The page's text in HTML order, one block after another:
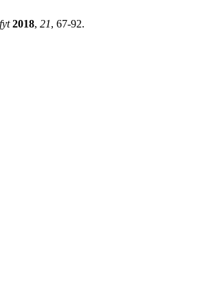
2018, 21, 67-92.